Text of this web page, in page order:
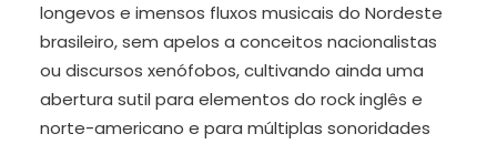
longevos e imensos fluxos musicais do Nordeste
brasileiro, sem apelos a conceitos nacionalistas
ou discursos xenófobos, cultivando ainda uma
abertura sutil para elementos do rock inglês e
norte-americano e para múltiplas sonoridades